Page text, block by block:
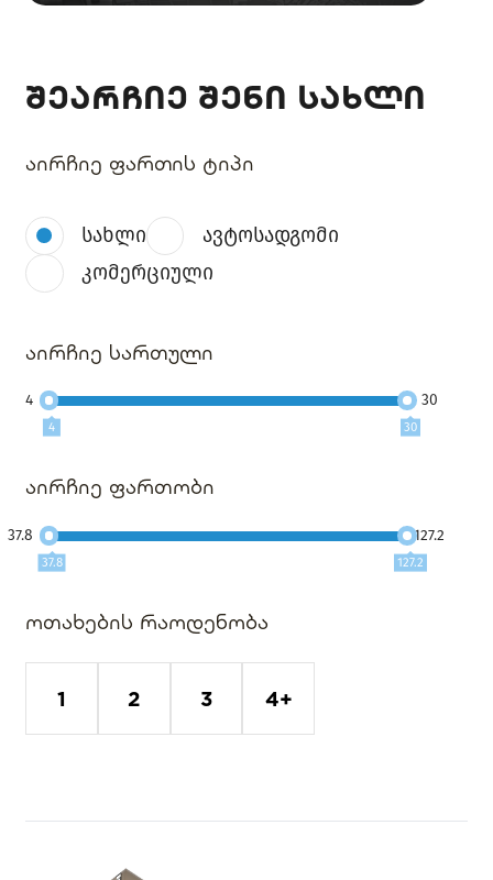
შეარჩიე შენი სახლი
აირჩიე ფართის ტიპი
სახლი
ავტოსადგომი
კომერციული
აირჩიე სართული
4
4 30
30
აირჩიე ფართობი
37.8
37.8 127.2
127.2
ოთახების რაოდენობა
1 2 3 4+